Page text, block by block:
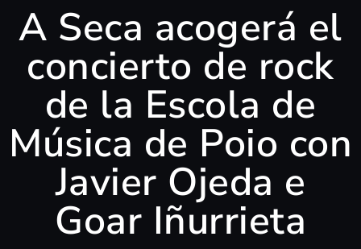
A Seca acogerá el
concierto de rock
de la Escola de
Música de Poio con
Javier Ojeda e
Goar Iñurrieta